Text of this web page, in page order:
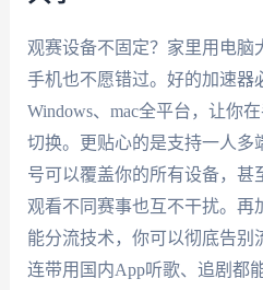
观赛设备不固定？家里用电脑
手机也不愿错过。好的加速器
Windows、mac全平台，让你
切换。更贴心的是支持一人多
号可以覆盖你的所有设备，甚
观看不同赛事也互不干扰。再
能分流技术，你可以彻底告别
连带用国内App听歌、追剧都